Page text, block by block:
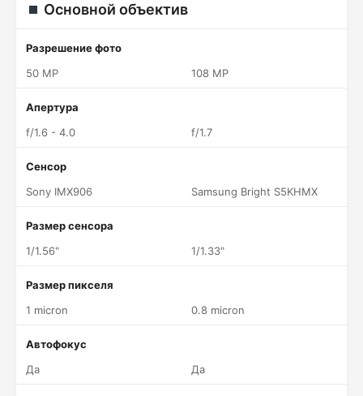
Основной объектив
Разрешение фото
50 MP
108 MP
Апертура
f/1.6 - 4.0
f/1.7
Сенсор
Sony IMX906
Samsung Bright S5KHMX
Размер сенсора
1/1.56"
1/1.33"
Размер пикселя
1 micron
0.8 micron
Автофокус
Да
Да